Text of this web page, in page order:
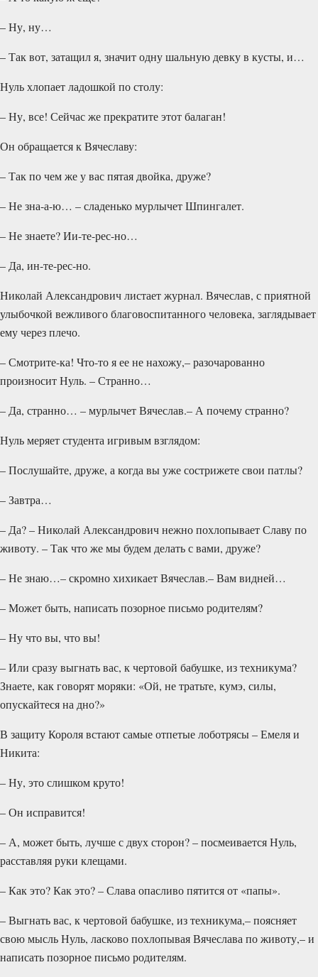
– Ну, ну…
– Так вот, затащил я, значит одну шальную девку в кусты, и…
Нуль хлопает ладошкой по столу:
– Ну, все! Сейчас же прекратите этот балаган!
Он обращается к Вячеславу:
– Так по чем же у вас пятая двойка, друже?
– Не зна-а-ю… – сладенько мурлычет Шпингалет.
– Не знаете? Ии-те-рес-но…
– Да, ин-те-рес-но.
Николай Александрович листает журнал. Вячеслав, с приятной
улыбочкой вежливого благовоспитанного человека, заглядывает
ему через плечо.
– Смотрите-ка! Что-то я ее не нахожу,– разочарованно
произносит Нуль. – Странно…
– Да, странно… – мурлычет Вячеслав.– А почему странно?
Нуль меряет студента игривым взглядом:
– Послушайте, друже, а когда вы уже сострижете свои патлы?
– Завтра…
– Да? – Николай Александрович нежно похлопывает Славу по
животу. – Так что же мы будем делать с вами, друже?
– Не знаю…– скромно хихикает Вячеслав.– Вам видней…
– Может быть, написать позорное письмо родителям?
– Ну что вы, что вы!
– Или сразу выгнать вас, к чертовой бабушке, из техникума?
Знаете, как говорят моряки: «Ой, не тратьте, кумэ, силы,
опускайтеся на дно?»
В защиту Короля встают самые отпетые лоботрясы – Емеля и
Никита:
– Ну, это слишком круто!
– Он исправится!
– А, может быть, лучше с двух сторон? – посмеивается Нуль,
расставляя руки клещами.
– Как это? Как это? – Слава опасливо пятится от «папы».
– Выгнать вас, к чертовой бабушке, из техникума,– поясняет
свою мысль Нуль, ласково похлопывая Вячесла­ва по животу,– и
написать позорное письмо родителям.